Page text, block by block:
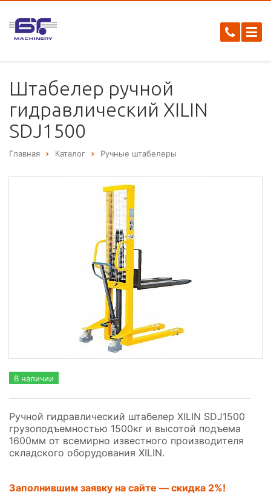
Штабелер ручной
гидравлический XILIN
SDJ1500
Главная Каталог Ручные штабелеры
В наличии
Ручной гидравлический штабелер XILIN SDJ1500
грузоподъемностью 1500кг и высотой подъема
1600мм от всемирно известного производителя
складского оборудования XILIN.
Заполнившим заявку на сайте — скидка 2%!